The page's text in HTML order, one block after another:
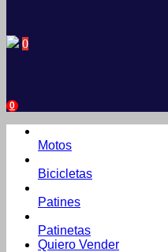
0
0
Motos
Bicicletas
Patines
Patinetas
Quiero Vender